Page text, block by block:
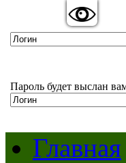
Версия для
Пароль будет выслан
Главная